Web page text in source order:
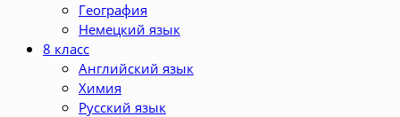
География
Немецкий язык
8 класс
Английский язык
Химия
Русский язык